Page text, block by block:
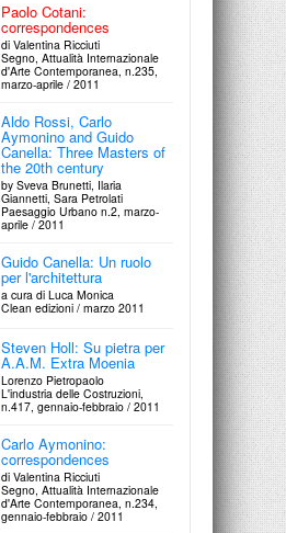
Paolo Cotani:
correspondences
di Valentina Ricciuti
Segno, Attualità Internazionale
d'Arte Contemporanea, n.235,
marzo-aprile / 2011
Aldo Rossi, Carlo
Aymonino and Guido
Canella: Three Masters of
the 20th century
by Sveva Brunetti, Ilaria
Giannetti, Sara Petrolati
Paesaggio Urbano n.2, marzo-
aprile / 2011
Guido Canella: Un ruolo
per l'architettura
a cura di Luca Monica
Clean edizioni / marzo 2011
Steven Holl: Su pietra per
A.A.M. Extra Moenia
Lorenzo Pietropaolo
L'industria delle Costruzioni,
n.417, gennaio-febbraio / 2011
Carlo Aymonino:
correspondences
di Valentina Ricciuti
Segno, Attualità Internazionale
d'Arte Contemporanea, n.234,
gennaio-febbraio / 2011